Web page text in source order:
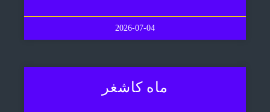
2026-07-04
ماه کاشغر